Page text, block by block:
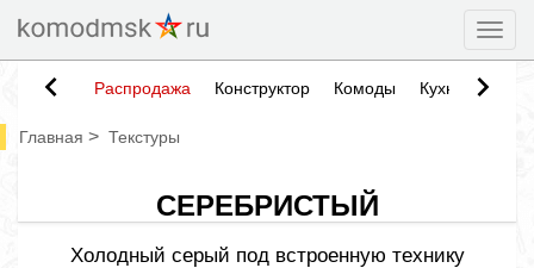
Распродажа Конструктор Комоды Кухни
Главная > Текстуры
СЕРЕБРИСТЫЙ
Холодный серый под встроенную технику